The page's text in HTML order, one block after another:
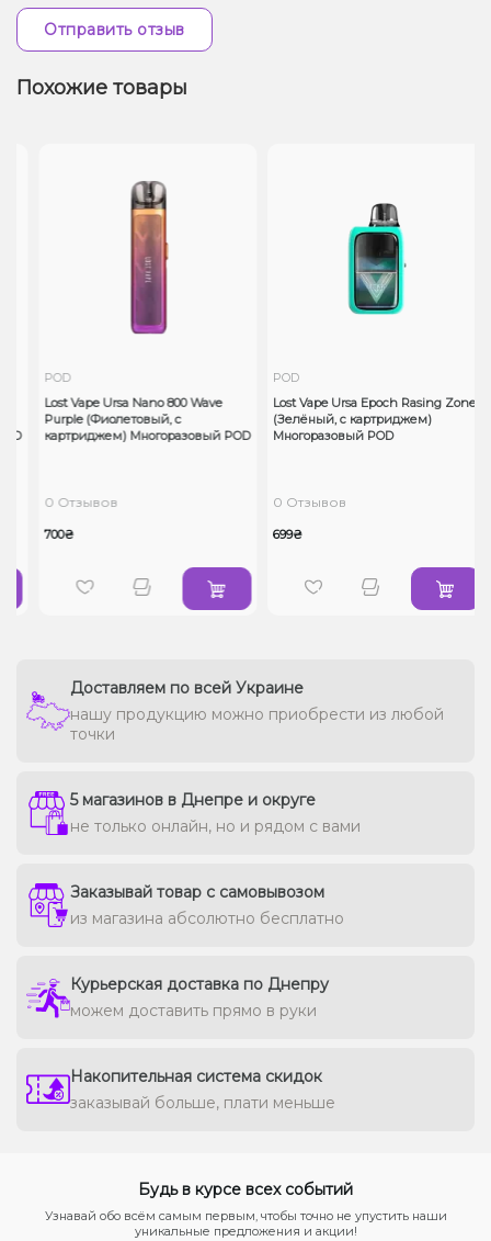
Отправить отзыв
Похожие товары
POD
Lost Vape Ursa Nano 800 Wave
Purple (Фиолетовый, с
картриджем) Многоразовый POD
0 Отзывов
700₴
POD
Lost Vape Ursa Epoch Rasing Zone
(Зелёный, с картриджем)
Многоразовый POD
0 Отзывов
699₴
Доставляем по всей Украине
нашу продукцию можно приобрести из любой
точки
5 магазинов в Днепре и округе
не только онлайн, но и рядом с вами
Заказывай товар с самовывозом
из магазина абсолютно бесплатно
Курьерская доставка по Днепру
можем доставить прямо в руки
Накопительная система скидок
заказывай больше, плати меньше
Будь в курсе всех событий
Узнавай обо всём самым первым, чтобы точно не упустить наши
уникальные предложения и акции!